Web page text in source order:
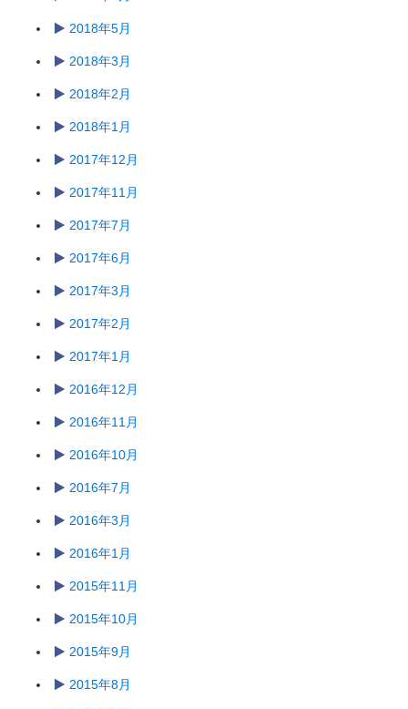
2018年5月
2018年3月
2018年2月
2018年1月
2017年12月
2017年11月
2017年7月
2017年6月
2017年3月
2017年2月
2017年1月
2016年12月
2016年11月
2016年10月
2016年7月
2016年3月
2016年1月
2015年11月
2015年10月
2015年9月
2015年8月